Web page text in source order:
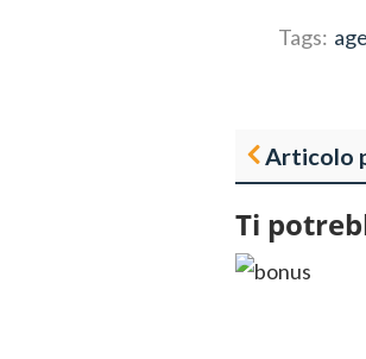
Tags:
Articolo
Ti